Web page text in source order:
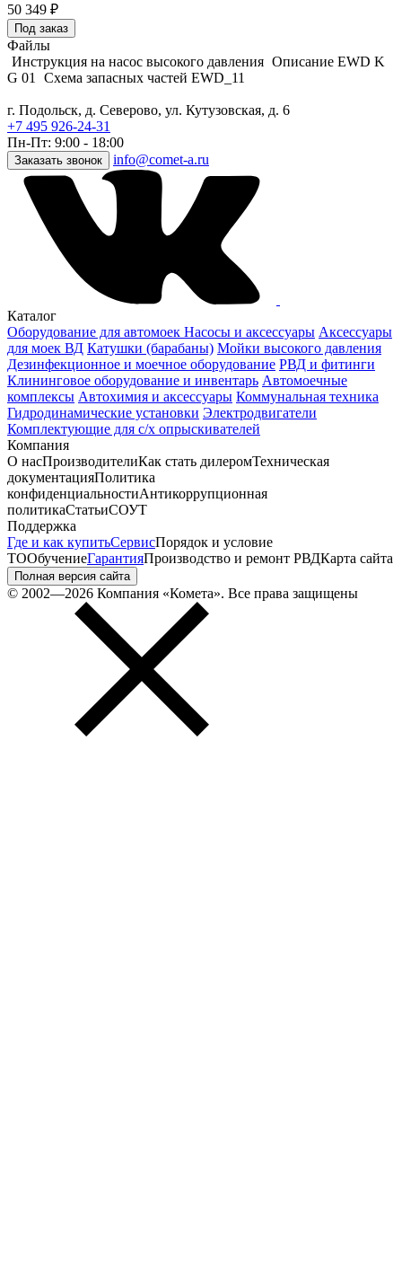
50 349 ₽
Под заказ
Файлы
Инструкция на насос высокого давления Описание EWD K
G 01
Схема запасных частей EWD_11
г. Подольск, д. Северово, ул. Кутузовская, д. 6
+7 495 926-24-31
Пн-Пт: 9:00 - 18:00
Заказать звонок info@comet-a.ru
Каталог
Оборудование для автомоек Насосы и аксессуары Аксессуары
для моек ВД Катушки (барабаны) Мойки высокого давления
Дезинфекционное и моечное оборудование РВД и фитинги
Клининговое оборудование и инвентарь Автомоечные
комплексы Автохимия и аксессуары Коммунальная техника
Гидродинамические установки Электродвигатели
Комплектующие для с/х опрыскивателей
Компания
О насПроизводителиКак стать дилеромТехническая
документацияПолитика
конфиденциальностиАнтикоррупционная
политикаСтатьиСОУТ
Поддержка
Где и как купитьСервисПорядок и условие
ТООбучениеГарантияПроизводство и ремонт РВДКарта сайта
Полная версия сайта
© 2002—2026 Компания «Комета». Все права защищены